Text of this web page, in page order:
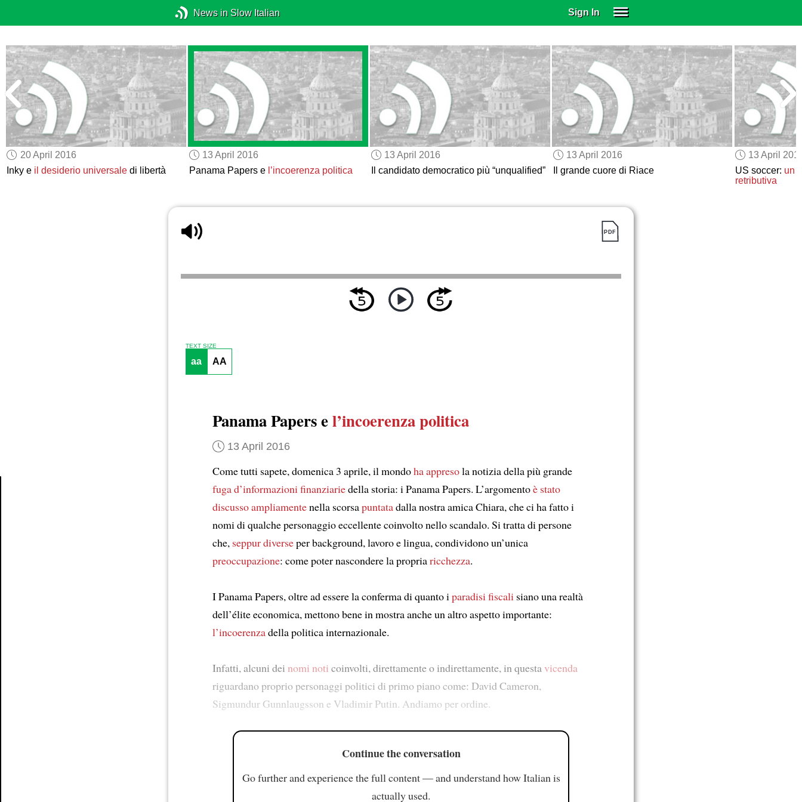
News in Slow Italian Sign In
SUBSCRIBE
EDUCATIONAL LICENSES
GIFT CARDS
OTHER LANGUAGES
ABOUT US
ALEXA
ADJUST COLORS
20 April 2016
Inky e il desiderio universale di libertà
13 April 2016
Panama Papers e l’incoerenza politica
13 April 2016
Il candidato democratico più “unqualified”
13 April 2016
Il grande cuore di Riace
13 April
US soccer: un
retributiva
TEXT SIZE
aa AA
Panama Papers el’incoerenza politica
13 April 2016
Come tutti sapete, domenica 3 aprile, il mondoha appresola notizia della più grande
fuga d’informazioni finanziariedella storia: i Panama Papers. L’argomentoè stato
discusso ampliamentenella scorsapuntatadalla nostra amica Chiara, che ci ha fatto i
nomi di qualche personaggio eccellente coinvolto nello scandalo. Si tratta di persone
che, seppur diverseper background, lavoro e lingua, condividono un’unica
preoccupazione: come poter nascondere la propriaricchezza.
I Panama Papers, oltre ad essere la conferma di quanto i paradisi fiscali siano una realtà
dell’élite economica, mettono bene in mostra anche un altro aspetto importante:
l’incoerenzadella politica internazionale.
Infatti, alcuni dei nomi noti coinvolti, direttamente o indirettamente, in questa vicenda
riguardano proprio personaggi politici di primo piano come: David Cameron,
Sigmundur Gunnlaugsson e Vladimir Putin. Andiamo per ordine.
Continue the conversation
Go further and experience the full content — and understand how Italian is
actually used.